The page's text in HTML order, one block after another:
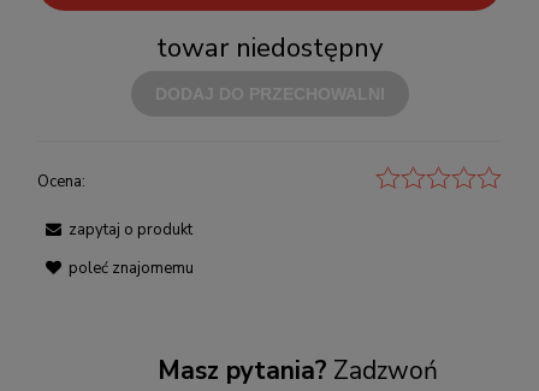
towar niedostępny
Ocena:
zapytaj o produkt
poleć znajomemu
Masz pytania? Zadzwoń